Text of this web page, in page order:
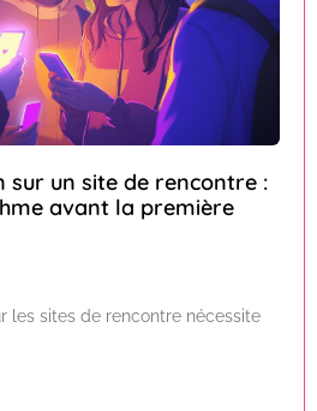
sur un site de rencontre :
avant la première
les sites de rencontre nécessite